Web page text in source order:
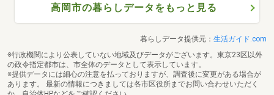
高岡市の暮らしデータをもっと見る
暮らしデータ提供元： 生活ガイド.com
※行政機関により公表していない地域及びデータがございます。東京23区以外
の政令指定都市は、市全体のデータとして表示しています。
※提供データには細心の注意を払っておりますが、調査後に変更がある場合が
あります。 最新の情報につきましては各市区役所までお問い合わせいただく